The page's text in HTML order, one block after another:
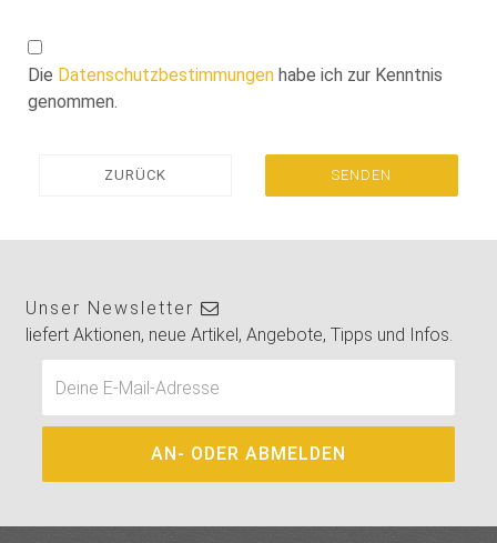
Die Datenschutzbestimmungen habe ich zur Kenntnis
genommen.
ZURÜCK SENDEN
Unser Newsletter
liefert Aktionen, neue Artikel, Angebote, Tipps und Infos.